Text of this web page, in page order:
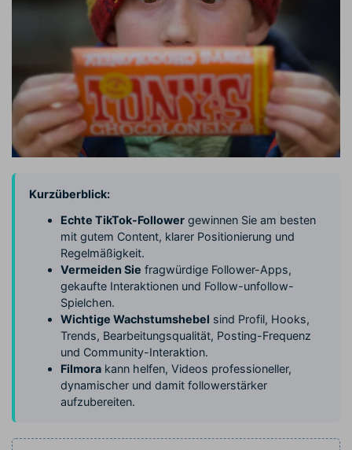
Kurzüberblick:
Echte TikTok-Follower gewinnen Sie am besten
mit gutem Content, klarer Positionierung und
Regelmäßigkeit.
Vermeiden Sie fragwürdige Follower-Apps,
gekaufte Interaktionen und Follow-unfollow-
Spielchen.
Wichtige Wachstumshebel sind Profil, Hooks,
Trends, Bearbeitungsqualität, Posting-Frequenz
und Community-Interaktion.
Filmora kann helfen, Videos professioneller,
dynamischer und damit followerstärker
aufzubereiten.